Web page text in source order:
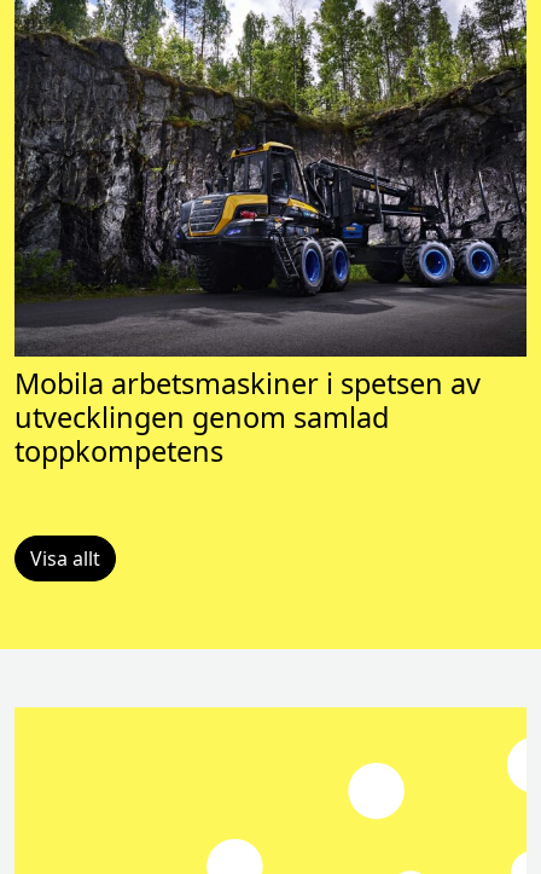
Mobila arbetsmaskiner i spetsen av
utvecklingen genom samlad
toppkompetens
Visa allt